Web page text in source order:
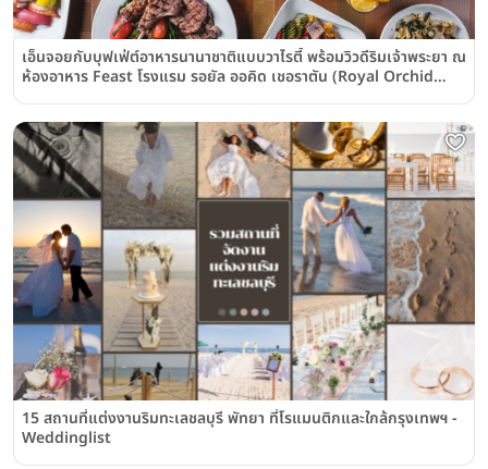
เอ็นจอยกับบุฟเฟ่ต์อาหารนานาชาติแบบวาไรตี้ พร้อมวิวดีริมเจ้าพระยา ณ
ห้องอาหาร Feast โรงแรม รอยัล ออคิด เชอราตัน (Royal Orchid
15 สถานที่แต่งงานริมทะเลชลบุรี พัทยา ที่โรแมนติกและใกล้กรุงเทพฯ -
Weddinglist